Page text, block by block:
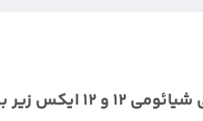
بسته تک رنگ :